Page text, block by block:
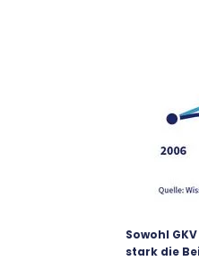
Sowohl
stark die